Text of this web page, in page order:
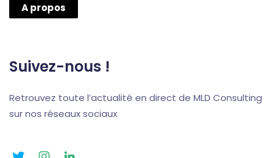
A propos
Suivez-nous !
Retrouvez toute l’actualité en direct de MLD Consulting
sur nos réseaux sociaux